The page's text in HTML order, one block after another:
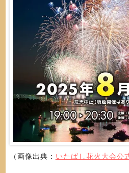
（画像出典： いたばし花火大会公